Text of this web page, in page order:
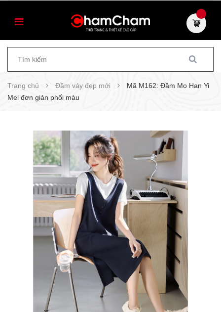
Trang chủ Đầm váy đẹp mới
Mã M162: Đầm Mo Han Yi
Mei đơn giản phối màu